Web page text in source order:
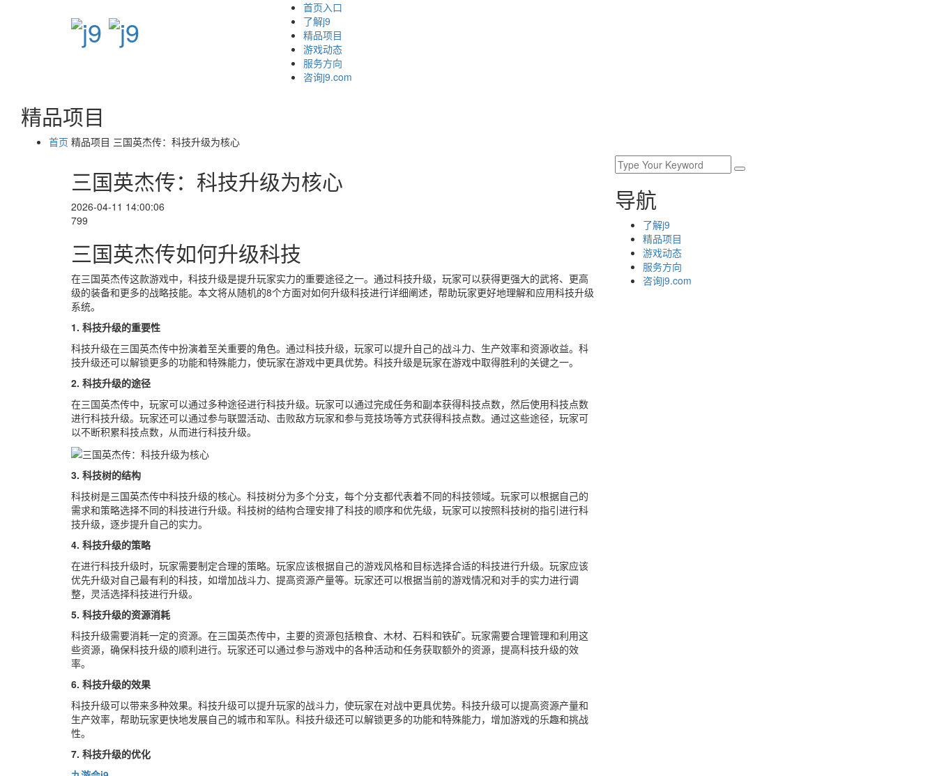
首页入口
了解j9
精品项目
游戏动态
服务方向
咨询j9.com
精品项目
首页 精品项目 三国英杰传：科技升级为核心
三国英杰传：科技升级为核心
2026-04-11 14:00:06
799
三国英杰传如何升级科技
在三国英杰传这款游戏中，科技升级是提升玩家实力的重要途径之一。通过科技升级，玩家可以获得更强大的武将、更高
级的装备和更多的战略技能。本文将从随机的8个方面对如何升级科技进行详细阐述，帮助玩家更好地理解和应用科技升级
系统。
1. 科技升级的重要性
科技升级在三国英杰传中扮演着至关重要的角色。通过科技升级，玩家可以提升自己的战斗力、生产效率和资源收益。科
技升级还可以解锁更多的功能和特殊能力，使玩家在游戏中更具优势。科技升级是玩家在游戏中取得胜利的关键之一。
2. 科技升级的途径
在三国英杰传中，玩家可以通过多种途径进行科技升级。玩家可以通过完成任务和副本获得科技点数，然后使用科技点数
进行科技升级。玩家还可以通过参与联盟活动、击败敌方玩家和参与竞技场等方式获得科技点数。通过这些途径，玩家可
以不断积累科技点数，从而进行科技升级。
3. 科技树的结构
科技树是三国英杰传中科技升级的核心。科技树分为多个分支，每个分支都代表着不同的科技领域。玩家可以根据自己的
需求和策略选择不同的科技进行升级。科技树的结构合理安排了科技的顺序和优先级，玩家可以按照科技树的指引进行科
技升级，逐步提升自己的实力。
4. 科技升级的策略
在进行科技升级时，玩家需要制定合理的策略。玩家应该根据自己的游戏风格和目标选择合适的科技进行升级。玩家应该
优先升级对自己最有利的科技，如增加战斗力、提高资源产量等。玩家还可以根据当前的游戏情况和对手的实力进行调
整，灵活选择科技进行升级。
5. 科技升级的资源消耗
科技升级需要消耗一定的资源。在三国英杰传中，主要的资源包括粮食、木材、石料和铁矿。玩家需要合理管理和利用这
些资源，确保科技升级的顺利进行。玩家还可以通过参与游戏中的各种活动和任务获取额外的资源，提高科技升级的效
率。
6. 科技升级的效果
科技升级可以带来多种效果。科技升级可以提升玩家的战斗力，使玩家在对战中更具优势。科技升级可以提高资源产量和
生产效率，帮助玩家更快地发展自己的城市和军队。科技升级还可以解锁更多的功能和特殊能力，增加游戏的乐趣和挑战
性。
7. 科技升级的优化
导航
了解j9
精品项目
游戏动态
服务方向
咨询j9.com